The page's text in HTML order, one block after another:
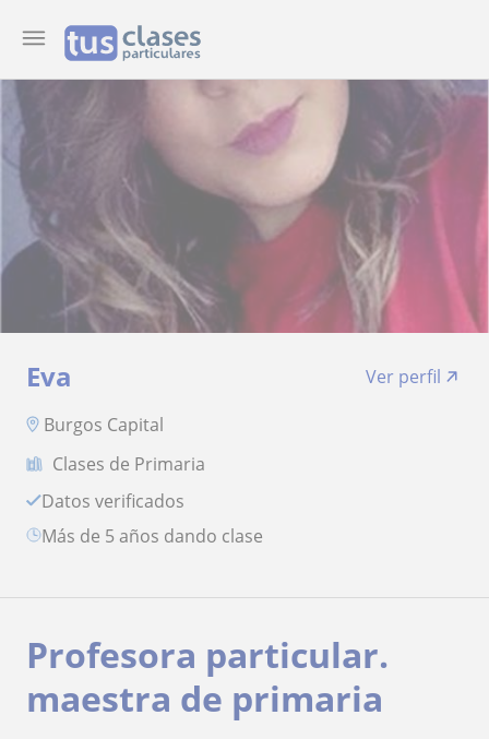
Eva
Ver perfil
Burgos Capital
Clases de Primaria
Datos verificados
más de 5 años dando clase
Profesora particular.
maestra de primaria